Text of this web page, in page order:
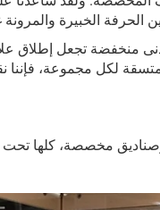
الخبيرة والمرونة
منخفضة تجعل إطلاق
لكل مجموعة، فإننا
وصناديق مخصصة، كلها